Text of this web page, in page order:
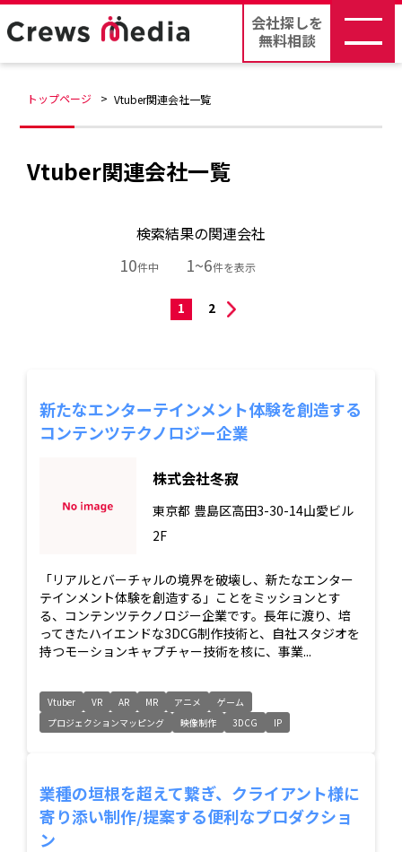
会社探しを
無料相談
トップページ Vtuber関連会社一覧
Vtuber関連会社一覧
検索結果の関連会社
10件中 1~6件を表示
1 2
新たなエンターテインメント体験を創造する
コンテンツテクノロジー企業
株式会社冬寂
東京都 豊島区高田3-30-14山愛ビル
2F
「リアルとバーチャルの境界を破壊し、新たなエンター
テインメント体験を創造する」ことをミッションとす
る、コンテンツテクノロジー企業です。長年に渡り、培
ってきたハイエンドな3DCG制作技術と、自社スタジオを
持つモーションキャプチャー技術を核に、事業...
Vtuber VR AR MR アニメ
ゲーム
プロジェクションマッピング
映像制作 3DCG IP
業種の垣根を超えて繋ぎ、クライアント様に
寄り添い制作/提案する便利なプロダクショ
ン